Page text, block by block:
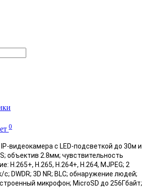
0
видеокамера с LED-подсветкой до 30м и
объектив 2.8мм; чувствительность
H.265+, H.265, H.264+, H.264, MJPEG; 2
DWDR; 3D NR; BLC; обнаружение людей;
микрофон; MicroSD до 256Гбайт;